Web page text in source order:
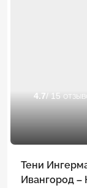
4.7/ 15
Тени
Ивангород –